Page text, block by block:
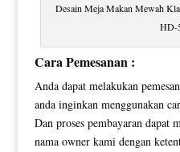
Desain Meja Makan Mewah
HD-
Cara Pemesanan :
Anda dapat melakukan
anda inginkan menggunakan
Dan proses pembayaran dapat
nama owner kami dengan